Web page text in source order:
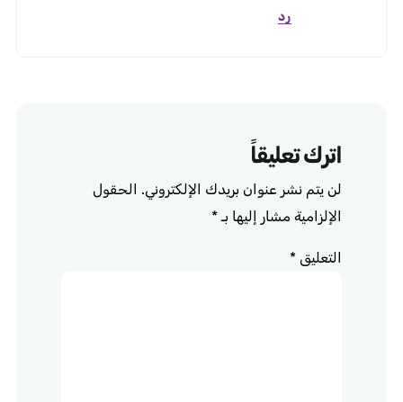
رد
اترك تعليقاً
لن يتم نشر عنوان بريدك الإلكتروني. الحقول
الإلزامية مشار إليها بـ*
التعليق *